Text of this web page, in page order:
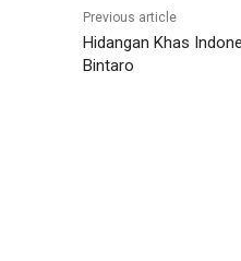
Previous article
Hidangan Khas
Bintaro